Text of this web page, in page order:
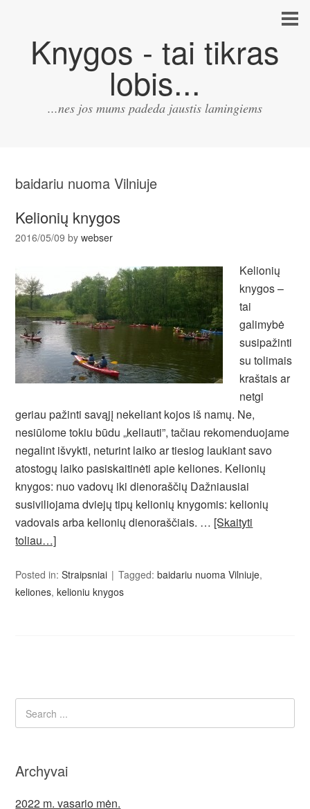
Knygos - tai tikras
lobis...
...nes jos mums padeda jaustis lamingiems
baidariu nuoma Vilniuje
Kelionių knygos
2016/05/09 bywebser
Kelionių
knygos –
tai
galimybė
susipažinti
su tolimais
kraštais ar
netgi
geriau pažinti savąjį nekeliant kojos iš namų. Ne,
nesiūlome tokiu būdu „keliauti”, tačiau rekomenduojame
negalint išvykti, neturint laiko ar tiesiog laukiant savo
atostogų laiko pasiskaitinėti apie keliones. Kelionių
knygos: nuo vadovų iki dienoraščių Dažniausiai
susiviliojama dviejų tipų kelionių knygomis: kelionių
vadovais arba kelionių dienoraščiais. … [Skaityti
toliau…]
Posted in:Straipsniai Tagged:baidariu nuoma Vilniuje,
keliones,kelioniu knygos
Archyvai
2022 m. vasario mėn.